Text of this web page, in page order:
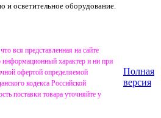
и осветительное оборудование.
вся представленная на сайте
характер и ни при
офертой определяемой
кодекса Российской
поставки товара уточняйте у
Полная
версия